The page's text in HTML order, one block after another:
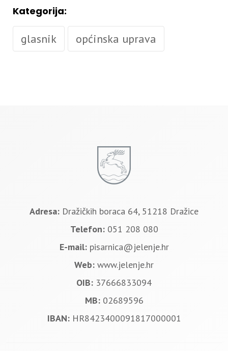
Kategorija:
glasnik općinska uprava
Adresa: Dražičkih boraca 64, 51218 Dražice
Telefon: 051 208 080
E-mail: pisarnica@jelenje.hr
Web: www.jelenje.hr
OIB: 37666833094
MB: 02689596
IBAN: HR8423400091817000001